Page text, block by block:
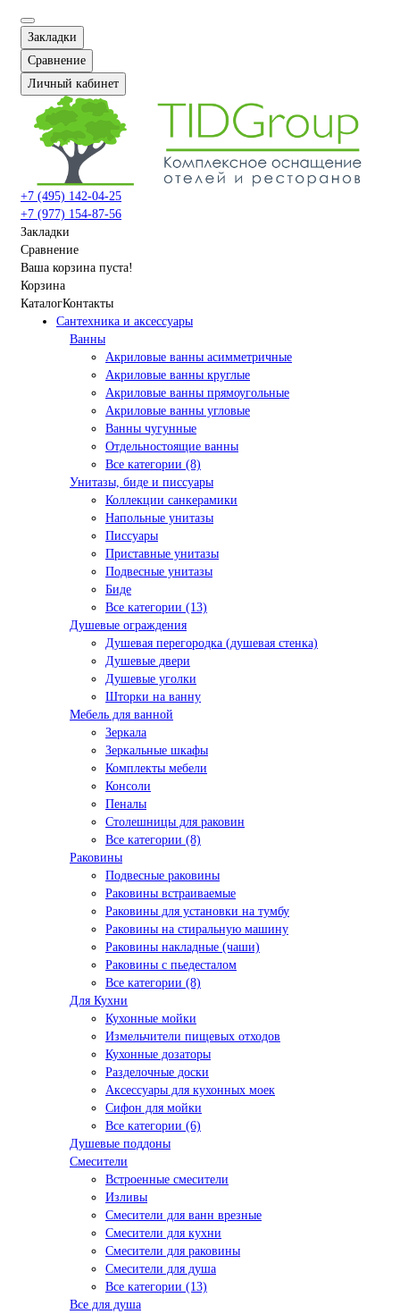
Закладки
Сравнение
Личный кабинет
+7 (495) 142-04-25
+7 (977) 154-87-56
Закладки
Сравнение
Ваша корзина пуста!
Корзина
КаталогКонтакты
Сантехника и аксессуары
Ванны
Акриловые ванны асимметричные
Акриловые ванны круглые
Акриловые ванны прямоугольные
Акриловые ванны угловые
Ванны чугунные
Отдельностоящие ванны
Все категории (8)
Унитазы, биде и писсуары
Коллекции санкерамики
Напольные унитазы
Писсуары
Приставные унитазы
Подвесные унитазы
Биде
Все категории (13)
Душевые ограждения
Душевая перегородка (душевая стенка)
Душевые двери
Душевые уголки
Шторки на ванну
Мебель для ванной
Зеркала
Зеркальные шкафы
Комплекты мебели
Консоли
Пеналы
Столешницы для раковин
Все категории (8)
Раковины
Подвесные раковины
Раковины встраиваемые
Раковины для установки на тумбу
Раковины на стиральную машину
Раковины накладные (чаши)
Раковины с пьедесталом
Все категории (8)
Для Кухни
Кухонные мойки
Измельчители пищевых отходов
Кухонные дозаторы
Разделочные доски
Аксессуары для кухонных моек
Сифон для мойки
Все категории (6)
Душевые поддоны
Смесители
Встроенные смесители
Изливы
Смесители для ванн врезные
Смесители для кухни
Смесители для раковины
Смесители для душа
Все категории (13)
Все для душа